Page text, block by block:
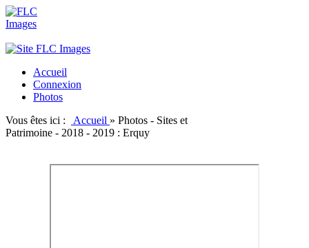
Accueil
Connexion
Photos
Vous êtes ici :
Accueil » Photos - Sites et
Patrimoine - 2018 - 2019 : Erquy